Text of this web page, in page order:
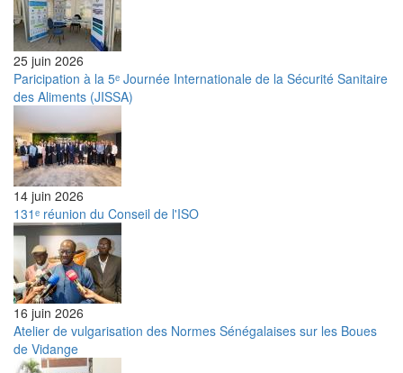
25 juin 2026
Paricipation à la 5ᵉ Journée Internationale de la Sécurité Sanitaire
des Aliments (JISSA)
14 juin 2026
131ᵉ réunion du Conseil de l'ISO
16 juin 2026
Atelier de vulgarisation des Normes Sénégalaises sur les Boues
de Vidange